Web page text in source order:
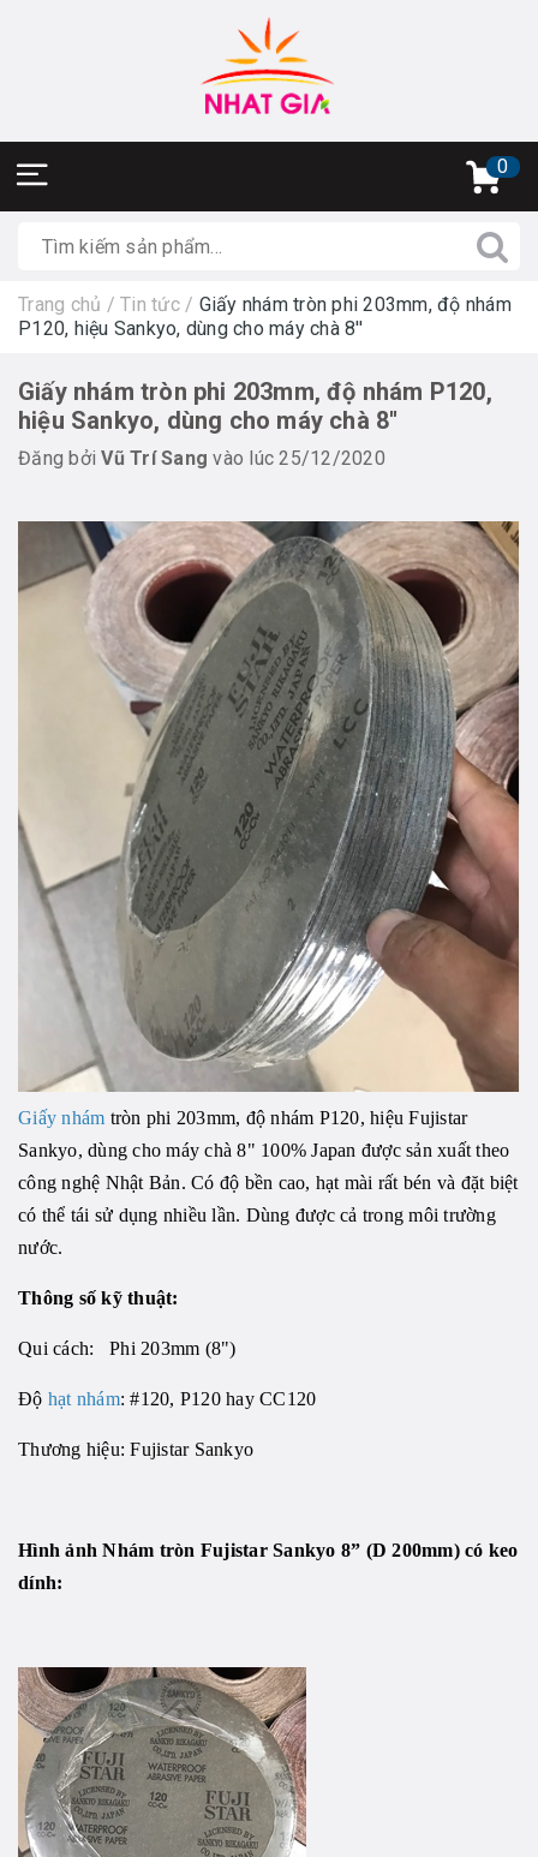
0
Trang chủ / Tin tức / Giấy nhám tròn phi 203mm, độ nhám
P120, hiệu Sankyo, dùng cho máy chà 8''
Giấy nhám tròn phi 203mm, độ nhám P120,
hiệu Sankyo, dùng cho máy chà 8''
Đăng bởiVũ Trí Sang vào lúc 25/12/2020
Giấy nhám tròn phi 203mm, độ nhám P120, hiệu Fujistar
Sankyo, dùng cho máy chà 8" 100% Japan được sản xuất theo
công nghệ Nhật Bản. Có độ bền cao, hạt mài rất bén và đặt biệt
có thể tái sử dụng nhiều lần. Dùng được cả trong môi trường
nước.
Thông số kỹ thuật:
Qui cách: Phi 203mm (8")
Độ hạt nhám: #120, P120 hay CC120
Thương hiệu: Fujistar Sankyo
Hình ảnh Nhám tròn Fujistar Sankyo 8” (D 200mm) có keo
dính: